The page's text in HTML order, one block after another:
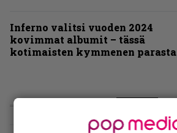
Inferno valitsi vuoden 2024
kovimmat albumit – tässä
kotimaisten kymmenen parasta